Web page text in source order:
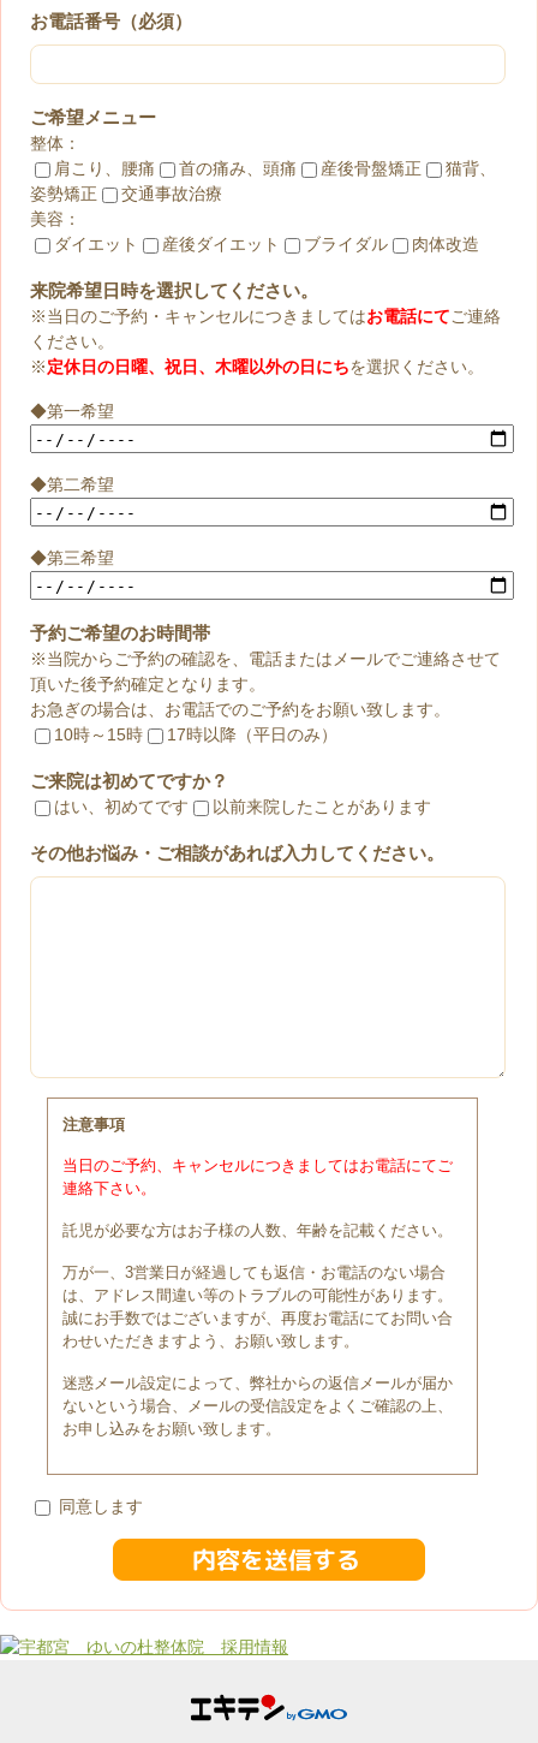
お電話番号（必須）
ご希望メニュー
整体：
肩こり、腰痛
首の痛み、頭痛 産後骨盤矯正
猫背、
姿勢矯正
交通事故治療
美容：
ダイエット
産後ダイエット ブライダル 肉体改造
来院希望日時を選択してください。
※当日のご予約・キャンセルにつきましてはお電話にてご連絡
ください。
※定休日の日曜、祝日、木曜以外の日にちを選択ください。
◆第一希望
◆第二希望
◆第三希望
予約ご希望のお時間帯
※当院からご予約の確認を、電話またはメールでご連絡させて
頂いた後予約確定となります。
お急ぎの場合は、お電話でのご予約をお願い致します。
10時～15時
17時以降（平日のみ）
ご来院は初めてですか？
はい、初めてです 以前来院したことがあります
その他お悩み・ご相談があれば入力してください。
注意事項
当日のご予約、キャンセルにつきましてはお電話にてご
連絡下さい。
託児が必要な方はお子様の人数、年齢を記載ください。
万が一、3営業日が経過しても返信・お電話のない場合
は、アドレス間違い等のトラブルの可能性があります。
誠にお手数ではございますが、再度お電話にてお問い合
わせいただきますよう、お願い致します。
迷惑メール設定によって、弊社からの返信メールが届か
ないという場合、メールの受信設定をよくご確認の上、
お申し込みをお願い致します。
同意します